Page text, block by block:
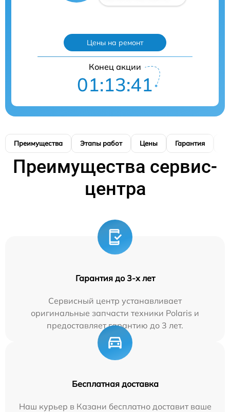
Цены на ремонт
Конец акции
01:13:40
Преимущества Этапы работ Цены Гарантия
Преимущества сервис-
центра
Гарантия до 3-х лет
Сервисный центр устанавливает
оригинальные запчасти техники Polaris и
предоставляет гарантию до 3 лет.
Бесплатная доставка
Наш курьер в Казани бесплатно доставит ваше